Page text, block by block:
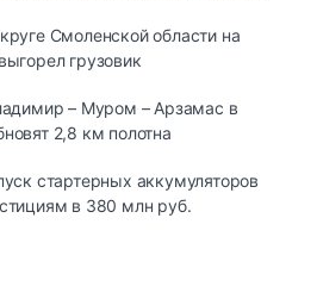
Смоленской области на
грузовик
– Муром – Арзамас в
2,8 км полотна
стартерных аккумуляторов
в 380 млн руб.